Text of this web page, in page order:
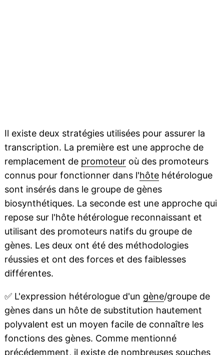
Il existe deux stratégies utilisées pour assurer la
transcription. La première est une approche de
remplacement de promoteuroù des promoteurs
connus pour fonctionner dans l'hôtehétérologue
sont insérés dans le groupe de gènes
biosynthétiques. La seconde est une approche qui
repose sur l'hôte hétérologue reconnaissant et
utilisant des promoteurs natifs du groupe de
gènes. Les deux ont été des méthodologies
réussies et ont des forces et des faiblesses
différentes.
✅L'expression hétérologue d'un gène/groupe de
gènes dans un hôte de substitution hautement
polyvalent est un moyen facile de connaître les
fonctions des gènes. Comme mentionné
précédemment, il existe de nombreuses souches